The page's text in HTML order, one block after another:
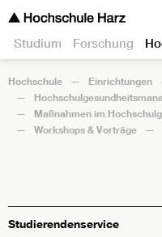
Studium Forschung
Hochschule Einrichtungen
Maßnahmen im
Workshops & Vorträge
Studierendenservice